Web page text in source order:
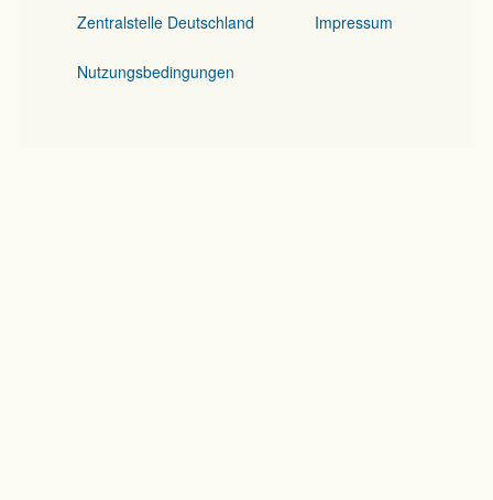
Zentralstelle Deutschland Impressum
Nutzungsbedingungen